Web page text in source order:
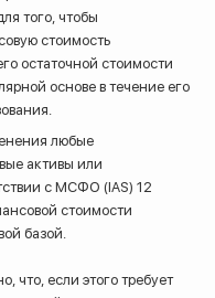
того, чтобы
стоимость
остаточной стоимости
основе в течение его
любые
активы или
с МСФО (IAS) 12
стоимости
базой.
что, если этого требует